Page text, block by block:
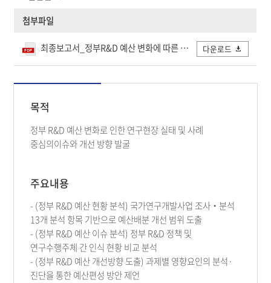
첨부파일
최종보고서_정부R&D 예산 변화에 따른 사업운영 실태조사 및 개선방안_241129_개인정보 삭제.pdf 다운로드
목적
정부 R&D 예산 변화로 인한 연구현장 실태 및 사례
중심의이슈와 개선 방향 발굴
주요내용
- (정부 R&D 예산 현황 분석) 국가연구개발사업 조사‧분석
13개 분석 항목 기반으로 예산배분 개선 범위 도출
- (정부 R&D 예산 이슈 분석) 정부 R&D 정책 및
연구수행주체 간 인식 현황 비교 분석
- (정부 R&D 예산 개선방향 도출) 과제별 영향요인의 분석·
진단을 통한 예산편성 방안 제언